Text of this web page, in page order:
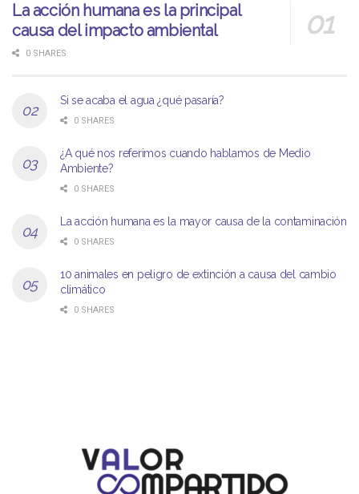
La acción humana es la principal
causa del impacto ambiental
0 SHARES
Si se acaba el agua ¿qué pasaría?
0 SHARES
¿A qué nos referimos cuando hablamos de Medio
Ambiente?
0 SHARES
La acción humana es la mayor causa de la contaminación
0 SHARES
10 animales en peligro de extinción a causa del cambio
climático
0 SHARES